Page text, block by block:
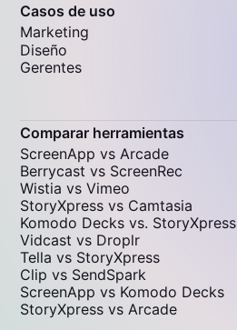
Casos de uso
Marketing
Diseño
Gerentes
Comparar herramientas
ScreenApp vs Arcade
Berrycast vs ScreenRec
Wistia vs Vimeo
StoryXpress vs Camtasia
Komodo Decks vs. StoryXpress
Vidcast vs Droplr
Tella vs StoryXpress
Clip vs SendSpark
ScreenApp vs Komodo Decks
StoryXpress vs Arcade